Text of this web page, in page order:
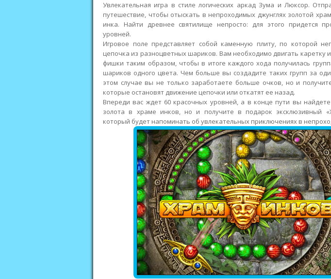
Увлекательная игра в стиле логических аркад Зума и Люксор.
путешествие, чтобы отыскать в непроходимых джунглях золотой
инка. Найти древнее святилище непросто: для этого придется
уровней.
Игровое поле представляет собой каменную плиту, по которой
цепочка из разноцветных шариков. Вам необходимо двигать каретку
фишки таким образом, чтобы в итоге каждого хода получилась
шариков одного цвета. Чем больше вы создадите таких групп за
этом случае вы не только заработаете больше очков, но и
которые остановят движение цепочки или откатят ее назад.
Впереди вас ждет 60 красочных уровней, а в конце пути вы
золота в храме инков, но и получите в подарок эксклюзивный
который будет напоминать об увлекательных приключениях в